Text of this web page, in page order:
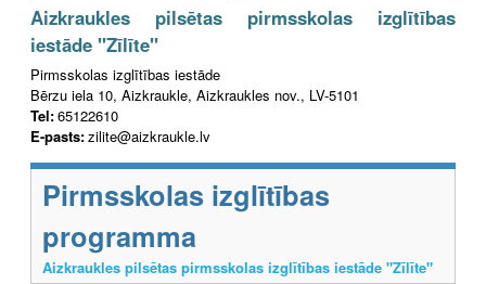
Aizkraukles pilsētas pirmsskolas izglītības
iestāde "Zīlīte"
Pirmsskolas izglītības iestāde
Bērzu iela 10, Aizkraukle, Aizkraukles nov., LV-5101
Tel:65122610
E-pasts:zilite@aizkraukle.lv
Pirmsskolas izglītības
programma
Aizkraukles pilsētas pirmsskolas izglītības iestāde "Zīlīte"